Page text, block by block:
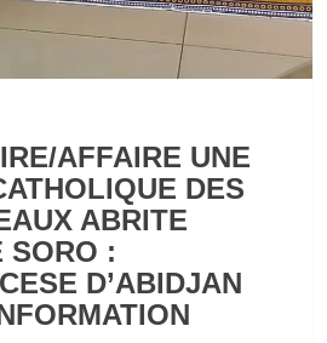
AFFAIRE UNE
DES
ABRITE
SORO :
D’ABIDJAN